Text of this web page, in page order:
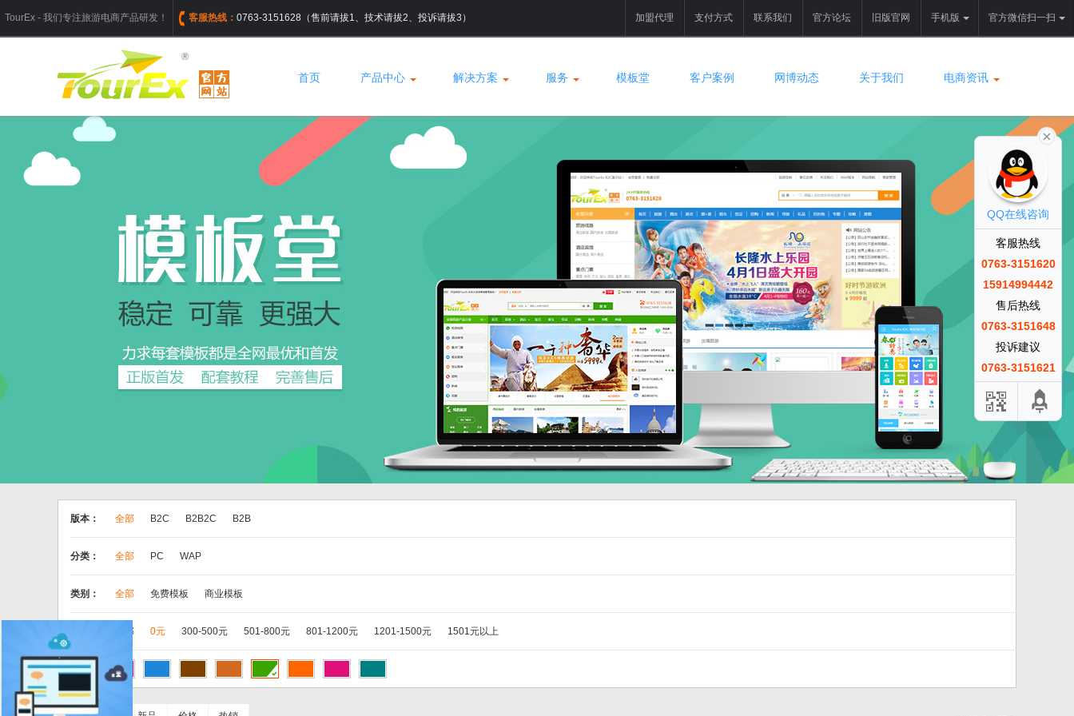
TourEx - 我们专注旅游电商产品研发！ 客服热线： 0763-3151628（售前请拔1、技术请拔2、投诉请拔3） 加盟代理 支付方式 联系我们 官方论坛 旧版官网 手机版 官方微信扫一扫
首页 产品中心 解决方案 服务 模板堂 客户案例 网博动态 关于我们 电商资讯
版本： 全部 B2C B2B2C B2B
分类： 全部 PC WAP
类别： 全部 免费模板 商业模板
全部 0元 300-500元 501-800元 801-1200元 1201-1500元 1501元以上
色彩：
QQ在线咨询
客服热线
0763-3151620
15914994442
售后热线
0763-3151648
投诉建议
0763-3151621